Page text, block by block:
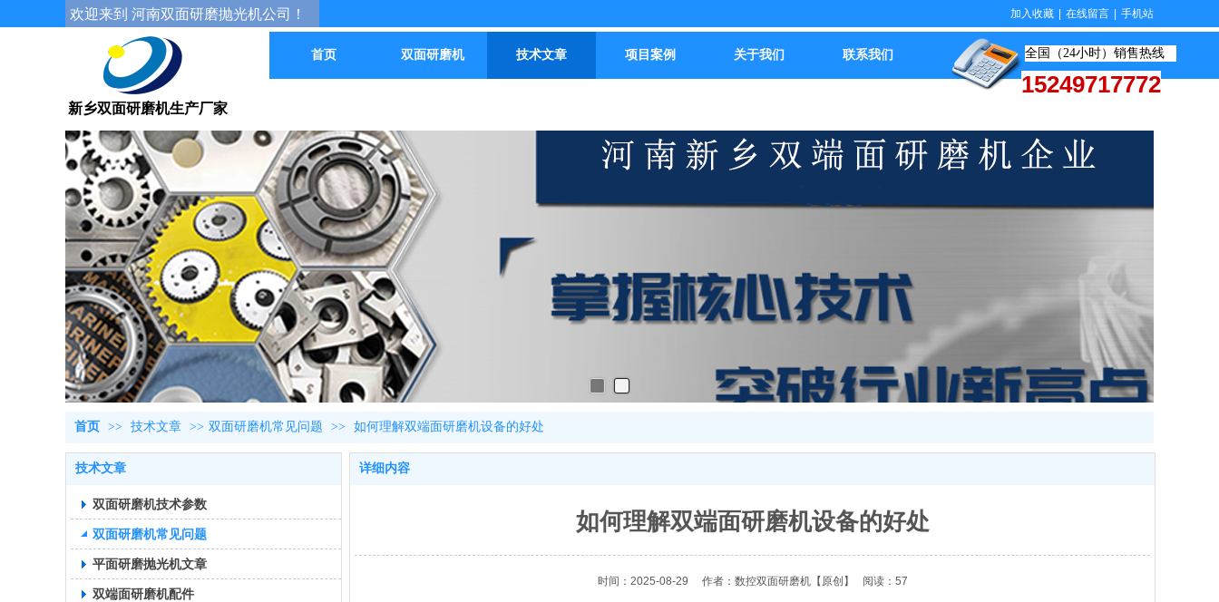
欢迎来到 河南双面研磨抛光机公司！
15249717772
全国（24小时）销售热线
新乡双面研磨机生产厂家
首页 双面研磨机 技术文章 项目案例 关于我们 联系我们
加入收藏 在线留言 手机站
首页 >> 技术文章 >> 双面研磨机常见问题 >> 如何理解双端面研磨机设备的好处
技术文章
双面研磨机技术参数
双面研磨机常见问题
平面研磨抛光机文章
双端面研磨机配件
详细内容
如何理解双端面研磨机设备的好处
时间：2025-08-29 作者：数控双面研磨机【原创】 阅读：57